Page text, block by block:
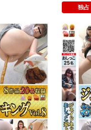
独占